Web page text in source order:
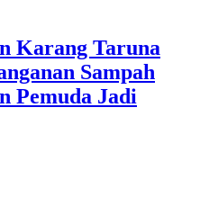
Karang Taruna
Sampah
Pemuda Jadi